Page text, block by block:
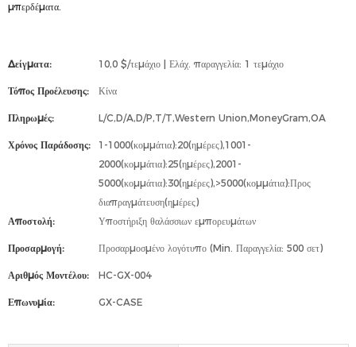
μπερδέματα.
Δείγματα: 10,0 $/τεμάχιο | Ελάχ. παραγγελία: 1 τεμάχιο
Τόπος Προέλευσης: Κίνα
Πληρωμές: L/C,D/A,D/P,T/T,Western Union,MoneyGram,OA
Χρόνος Παράδοσης:
1-1000(κομμάτια):20(ημέρες),1001-
2000(κομμάτια):25(ημέρες),2001-
5000(κομμάτια):30(ημέρες),>5000(κομμάτια):Προς
διαπραγμάτευση(ημέρες)
Αποστολή:
Υποστήριξη θαλάσσιων εμπορευμάτων
Προσαρμογή: Προσαρμοσμένο λογότυπο (Min. Παραγγελία: 500 σετ)
Αριθμός Μοντέλου: HC-GX-004
Επωνυμία: GX-CASE